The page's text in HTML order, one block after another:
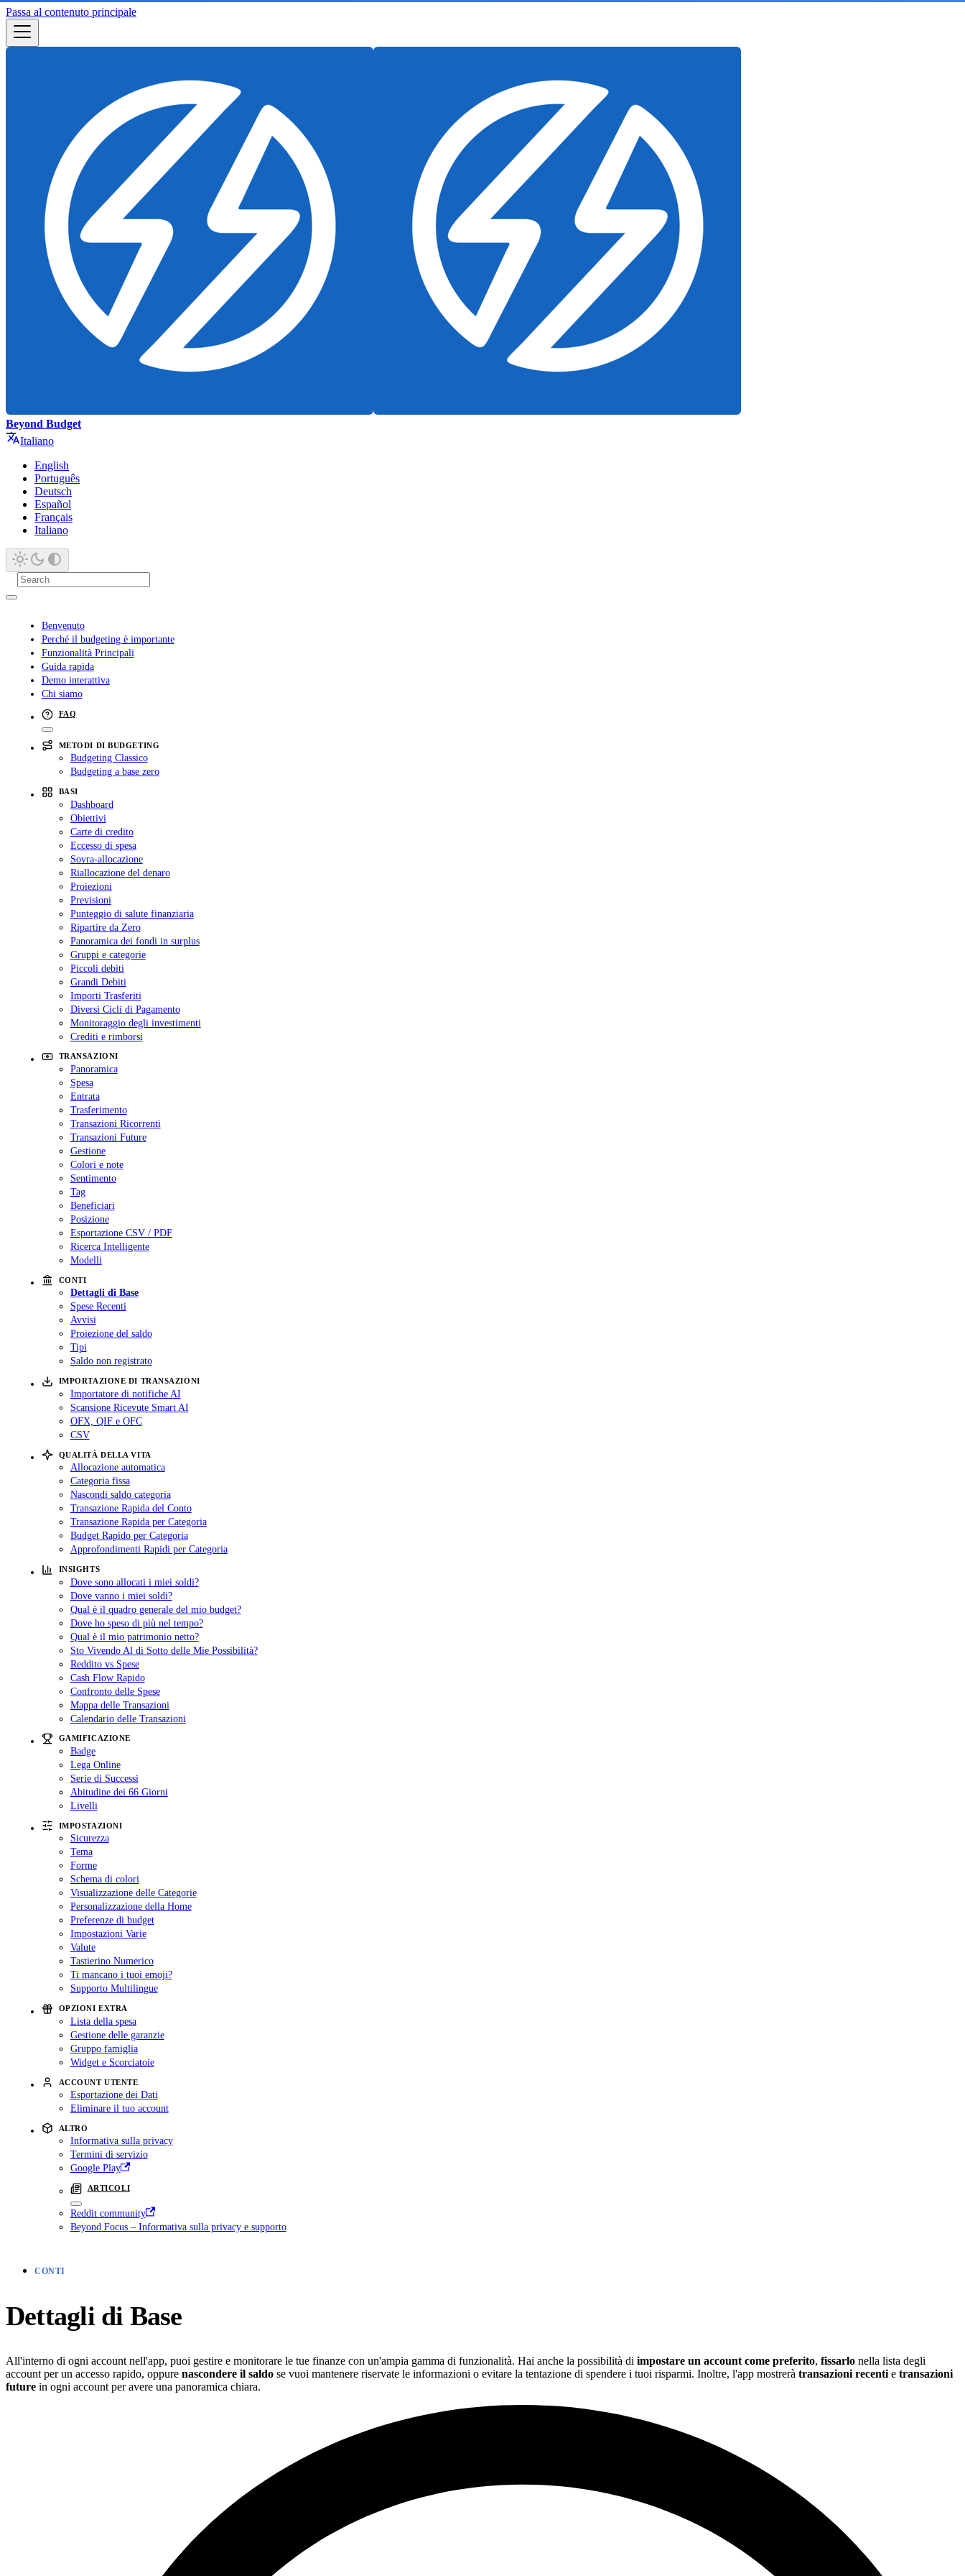
Passa al contenuto principale
Beyond Budget
Italiano
English
Português
Deutsch
Español
Français
Italiano
Benvenuto
Perché il budgeting è importante
Funzionalità Principali
Guida rapida
Demo interattiva
Chi siamo
FAQ
METODI DI BUDGETING
Budgeting Classico
Budgeting a base zero
BASI
Dashboard
Obiettivi
Carte di credito
Eccesso di spesa
Sovra-allocazione
Riallocazione del denaro
Proiezioni
Previsioni
Punteggio di salute finanziaria
Ripartire da Zero
Panoramica dei fondi in surplus
Gruppi e categorie
Piccoli debiti
Grandi Debiti
Importi Trasferiti
Diversi Cicli di Pagamento
Monitoraggio degli investimenti
Crediti e rimborsi
TRANSAZIONI
Panoramica
Spesa
Entrata
Trasferimento
Transazioni Ricorrenti
Transazioni Future
Gestione
Colori e note
Sentimento
Tag
Beneficiari
Posizione
Esportazione CSV / PDF
Ricerca Intelligente
Modelli
CONTI
Dettagli di Base
Spese Recenti
Avvisi
Proiezione del saldo
Tipi
Saldo non registrato
IMPORTAZIONE DI TRANSAZIONI
Importatore di notifiche AI
Scansione Ricevute Smart AI
OFX, QIF e OFC
CSV
QUALITÀ DELLA VITA
Allocazione automatica
Categoria fissa
Nascondi saldo categoria
Transazione Rapida del Conto
Transazione Rapida per Categoria
Budget Rapido per Categoria
Approfondimenti Rapidi per Categoria
INSIGHTS
Dove sono allocati i miei soldi?
Dove vanno i miei soldi?
Qual è il quadro generale del mio budget?
Dove ho speso di più nel tempo?
Qual è il mio patrimonio netto?
Sto Vivendo Al di Sotto delle Mie Possibilità?
Reddito vs Spese
Cash Flow Rapido
Confronto delle Spese
Mappa delle Transazioni
Calendario delle Transazioni
GAMIFICAZIONE
Badge
Lega Online
Serie di Successi
Abitudine dei 66 Giorni
Livelli
IMPOSTAZIONI
Sicurezza
Tema
Forme
Schema di colori
Visualizzazione delle Categorie
Personalizzazione della Home
Preferenze di budget
Impostazioni Varie
Valute
Tastierino Numerico
Ti mancano i tuoi emoji?
Supporto Multilingue
OPZIONI EXTRA
Lista della spesa
Gestione delle garanzie
Gruppo famiglia
Widget e Scorciatoie
ACCOUNT UTENTE
Esportazione dei Dati
Eliminare il tuo account
ALTRO
Informativa sulla privacy
Termini di servizio
Google Play
ARTICOLI
Reddit community
Beyond Focus – Informativa sulla privacy e supporto
CONTI
Dettagli di Base
All'interno di ogni account nell'app, puoi gestire e monitorare le tue finanze con un'ampia gamma di funzionalità. Hai anche la possibilità di impostare un account come preferito, fissarlo nella lista degli
account per un accesso rapido, oppure nascondere il saldo se vuoi mantenere riservate le informazioni o evitare la tentazione di spendere i tuoi risparmi. Inoltre, l'app mostrerà transazioni recenti e transazioni
future in ogni account per avere una panoramica chiara.